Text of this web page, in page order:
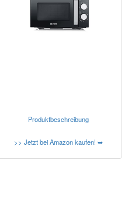
Produktbeschreibung
>> Jetzt bei Amazon kaufen! ➥